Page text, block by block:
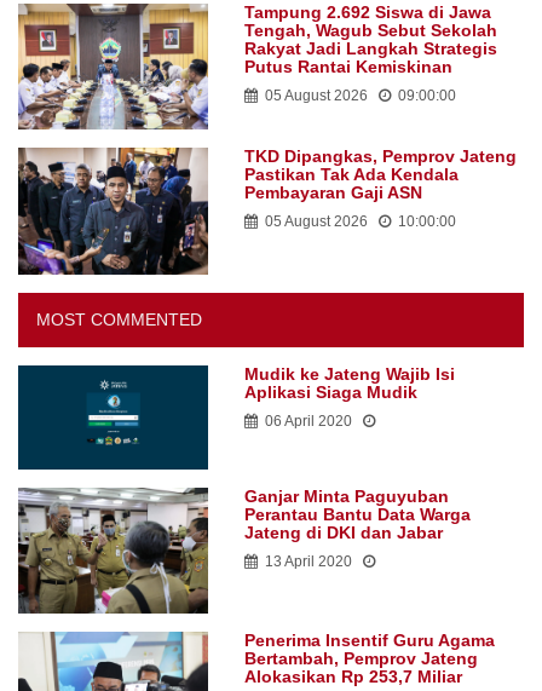
Tampung 2.692 Siswa di Jawa
Tengah, Wagub Sebut Sekolah
Rakyat Jadi Langkah Strategis
Putus Rantai Kemiskinan
05 August 2026 09:00:00
TKD Dipangkas, Pemprov Jateng
Pastikan Tak Ada Kendala
Pembayaran Gaji ASN
05 August 2026 10:00:00
MOST COMMENTED
Mudik ke Jateng Wajib Isi
Aplikasi Siaga Mudik
06 April 2020
Ganjar Minta Paguyuban
Perantau Bantu Data Warga
Jateng di DKI dan Jabar
13 April 2020
Penerima Insentif Guru Agama
Bertambah, Pemprov Jateng
Alokasikan Rp 253,7 Miliar